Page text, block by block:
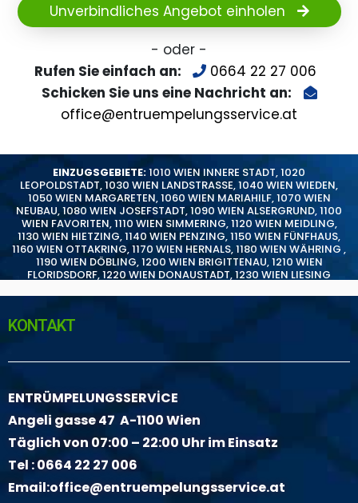
Unverbindliches Angebot einholen
- oder -
Rufen Sie einfach an:
0664 22 27 006
Schicken Sie uns eine Nachricht an:
office@entruempelungsservice.at
EINZUGSGEBIETE:1010 WIEN INNERE STADT,1020
LEOPOLDSTADT,1030 WIEN LANDSTRASSE,1040 WIEN WIEDEN,
1050 WIEN MARGARETEN,1060 WIEN MARIAHILF,1070 WIEN
NEUBAU,1080 WIEN JOSEFSTADT,1090 WIEN ALSERGRUND,1100
WIEN FAVORITEN,1110 WIEN SIMMERING,1120 WIEN MEIDLING,
1130 WIEN HIETZING,1140 WIEN PENZING,1150 WIEN FÜNFHAUS,
1160 WIEN OTTAKRING,1170 WIEN HERNALS,1180 WIEN WÄHRING ,
1190 WIEN DÖBLING,1200 WIEN BRIGITTENAU,1210 WIEN
FLORIDSDORF,1220 WIEN DONAUSTADT,1230 WIEN LIESING
KONTAKT
ENTRÜMPELUNGSSERVİCE
Angeli gasse 47 A-1100 Wien
Täglich von 07:00 – 22:00 Uhr im Einsatz
Tel :0664 22 27 006
Email:office@entruempelungsservice.at